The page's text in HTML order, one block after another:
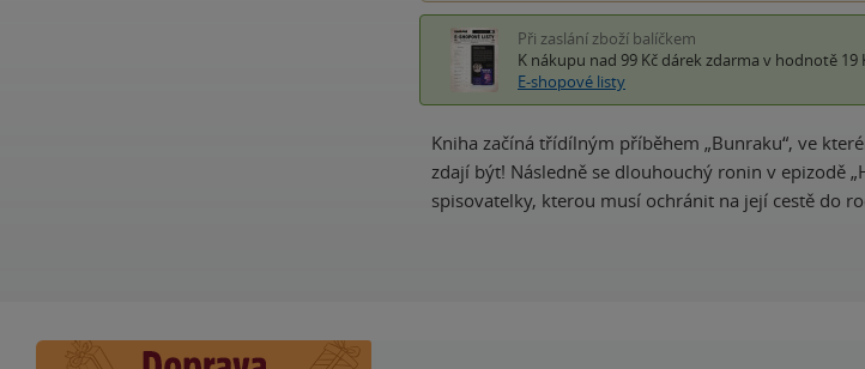
Při zaslání zboží balíčkem
K nákupu nad 99 Kč dárek zdarma v hodnotě 19
E-shopové listy
Kniha začíná třídílným příběhem „Bunraku“, ve
zdají být! Následně se dlouhouchý ronin v epizodě
spisovatelky, kterou musí ochránit na její cestě do